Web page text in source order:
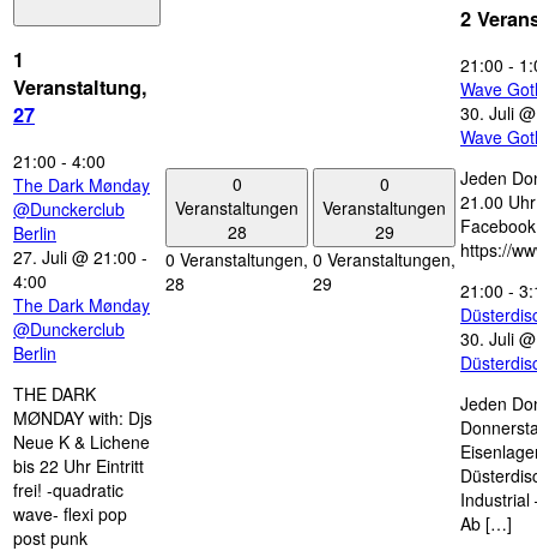
1
Veranstaltung,
27
21:00 - 4:00
The Dark Mønday
@Dunckerclub
Berlin
27. Juli @ 21:00 -
4:00
The Dark Mønday
@Dunckerclub
Berlin
THE DARK
MØNDAY with: Djs
Neue K & Lichene
bis 22 Uhr Eintritt
frei! -quadratic
wave- flexi pop
post punk
0
Veranstaltungen
28
0 Veranstaltungen,
28
0
Veranstaltungen
29
0 Veranstaltungen,
29
2
21:00 -
Wave
30. Juli
Wave
Jeden
21.00
https://
21:00 -
30. Juli
Jeden
Industrial
Ab […]